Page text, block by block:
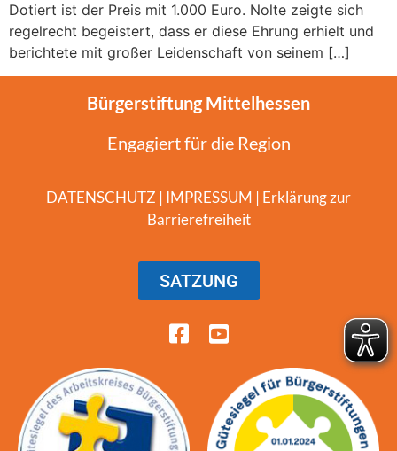
Dotiert ist der Preis mit 1.000 Euro. Nolte zeigte sich
regelrecht begeistert, dass er diese Ehrung erhielt und
berichtete mit großer Leidenschaft von seinem […]
Bürgerstiftung Mittelhessen
Engagiert für die Region
DATENSCHUTZ | IMPRESSUM | Erklärung zur
Barrierefreiheit
SATZUNG